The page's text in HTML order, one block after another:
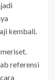
kembali.
referensi